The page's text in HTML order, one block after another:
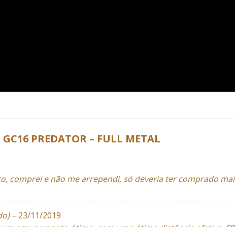
PREDATOR – FULL METAL
comprei e não me arrependi, só deveria ter comprado
– 23/11/2019